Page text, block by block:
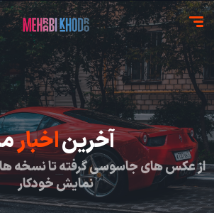
آخریناخبار
از عکس های جاسوسی گرفته تا نسخه
نمایش خودکار